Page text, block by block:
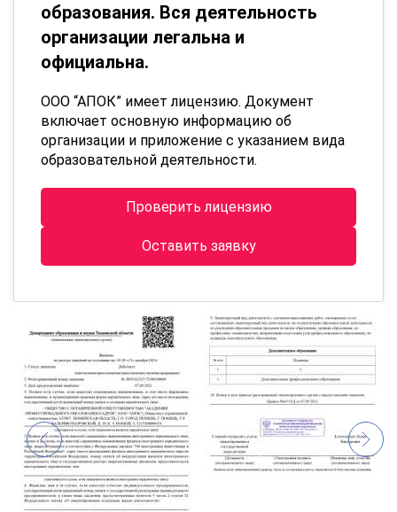
образования. Вся деятельность
организации легальна и
официальна.
ООО “АПОК” имеет лицензию. Документ
включает основную информацию об
организации и приложение с указанием вида
образовательной деятельности.
Проверить лицензию
Оставить заявку